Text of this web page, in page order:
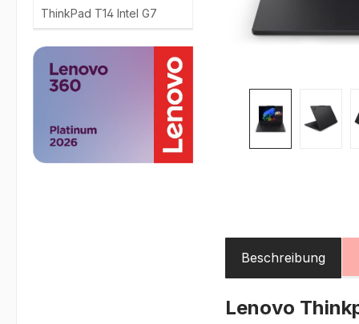
ThinkPad T14 Intel G7
Beschreibung
Lenovo